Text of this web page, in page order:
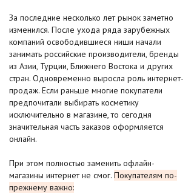
За последние несколько лет рынок заметно
изменился. После ухода ряда зарубежных
компаний освободившиеся ниши начали
занимать российские производители, бренды
из Азии, Турции, Ближнего Востока и других
стран. Одновременно выросла роль интернет-
продаж. Если раньше многие покупатели
предпочитали выбирать косметику
исключительно в магазине, то сегодня
значительная часть заказов оформляется
онлайн.
При этом полностью заменить офлайн-
магазины интернет не смог. Покупателям по-
прежнему важно: